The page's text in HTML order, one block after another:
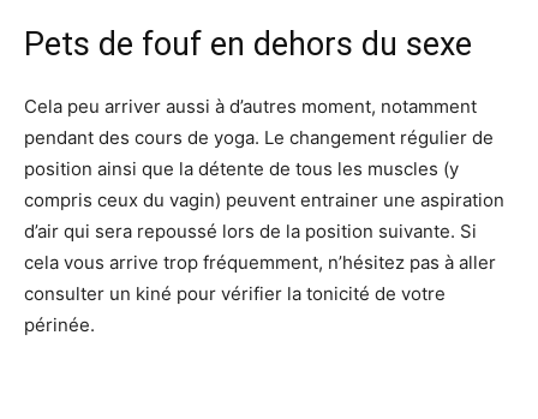
Pets de fouf en dehors du sexe
Cela peu arriver aussi à d’autres moment, notamment
pendant des cours de yoga. Le changement régulier de
position ainsi que la détente de tous les muscles (y
compris ceux du vagin) peuvent entrainer une aspiration
d’air qui sera repoussé lors de la position suivante. Si
cela vous arrive trop fréquemment, n’hésitez pas à aller
consulter un kiné pour vérifier la tonicité de votre
périnée.